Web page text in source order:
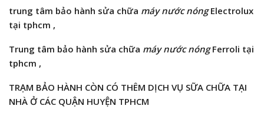
trung tâm bảo hành sửa chữa máy nước nóngElectrolux
tại tphcm ,
Trung tâm bảo hành sửa chữa máy nước nóngFerroli tại
tphcm ,
TRẠM BẢO HÀNH CÒN CÓ THÊM DỊCH VỤ SỮA CHỮA TẠI
NHÀ Ở CÁC QUẬN HUYỆN TPHCM